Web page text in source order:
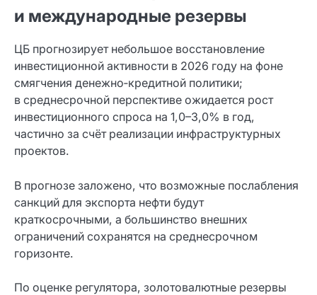
и международные резервы
ЦБ прогнозирует небольшое восстановление
инвестиционной активности в 2026 году на фоне
смягчения денежно‑кредитной политики;
в среднесрочной перспективе ожидается рост
инвестиционного спроса на 1,0–3,0% в год,
частично за счёт реализации инфраструктурных
проектов.
В прогнозе заложено, что возможные послабления
санкций для экспорта нефти будут
краткосрочными, а большинство внешних
ограничений сохранятся на среднесрочном
горизонте.
По оценке регулятора, золотовалютные резервы